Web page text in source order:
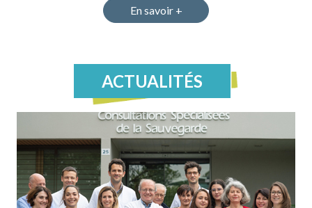
En savoir +
ACTUALITÉS